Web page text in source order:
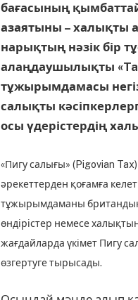
бағасының
азая­тыны – халықты
нарықтың нәзік бір
алаңдаушылықты
тұжырымдамасы
салықты
осы үдерістердің
«Пигу салығы» (Pigovian
әрекеттерден қоғамға
тұжырымдаманы британдық
өндірістер немесе
жағдайларда үкімет Пигу
өзгертуге тырысады.